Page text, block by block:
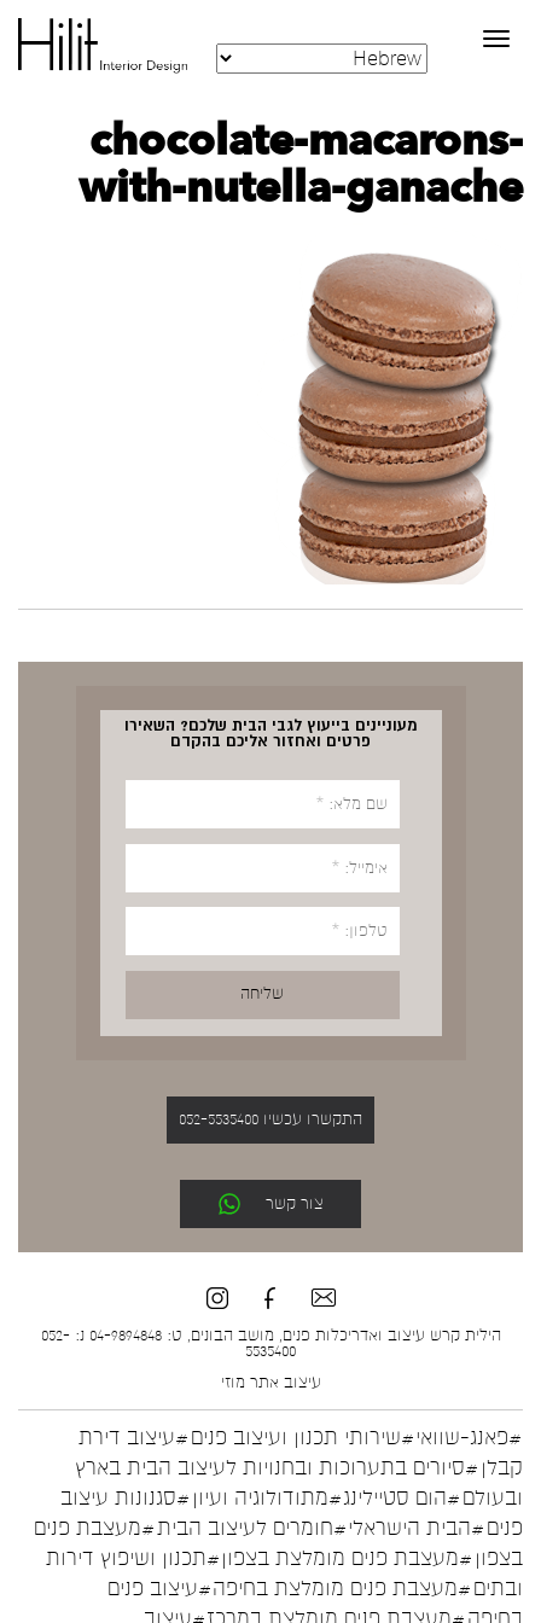
Toggle
navigation
chocolate-macarons-
with-nutella-ganache
מעוניינים בייעוץ לגבי הבית שלכם? השאירו
פרטים ואחזור אליכם בהקדם
התקשרו עכשיו 052-5535400
צור קשר
הילית קרש עיצוב ואדריכלות פנים, מושב הבונים, ט: 04-9894848 נ: 052-
5535400
עיצוב אתר מוזי
#פאנג-שוואי#שירותי תכנון ועיצוב פנים#עיצוב דירת
קבלן #סיורים בתערוכות ובחנויות לעיצוב הבית בארץ
ובעולם#הום סטיילינג#מתודולוגיה ועיון #סגנונות עיצוב
פנים#הבית הישראלי#חומרים לעיצוב הבית#מעצבת פנים
בצפון #מעצבת פנים מומלצת בצפון#תכנון ושיפוץ דירות
ובתים#מעצבת פנים מומלצת בחיפה#עיצוב פנים